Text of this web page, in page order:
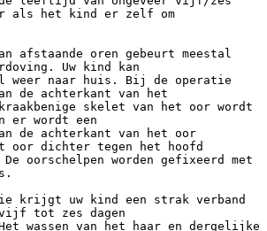
als het kind er zelf om
afstaande oren gebeurt meestal
Uw kind kan
weer naar huis. Bij de operatie
de achterkant van het
skelet van het oor wordt
er wordt een
de achterkant van het oor
dichter tegen het hoofd
oorschelpen worden gefixeerd met
krijgt uw kind een strak verband
tot zes dagen
wassen van het haar en dergelijke